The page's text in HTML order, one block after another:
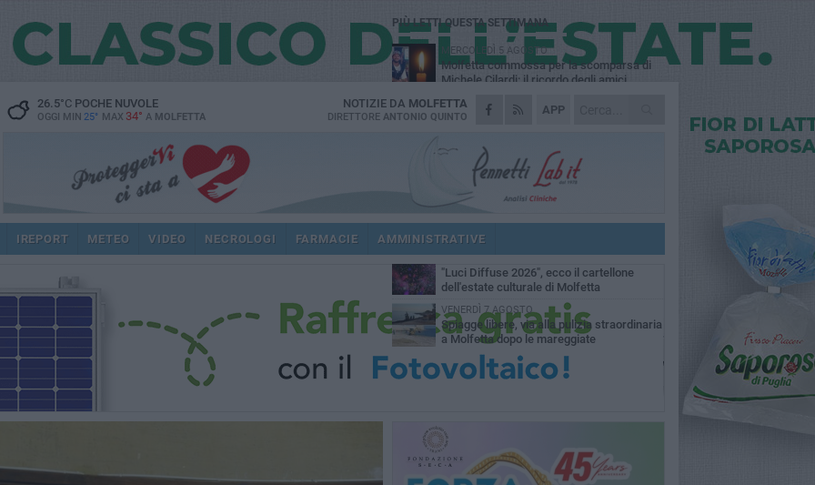
26.5°CPOCHE NUVOLE
OGGI MIN 25° MAX 34° A MOLFETTA
APP
NOTIZIE DA MOLFETTA
DIRETTORE ANTONIO QUINTO
IREPORT METEO VIDEO NECROLOGI FARMACIE AMMINISTRATIVE
PIÙ LETTI QUESTA SETTIMANA
MERCOLEDÌ 5 AGOSTO
Molfetta commossa per la scomparsa di
Michele Cilardi: il ricordo degli amici
GIOVEDÌ 6 AGOSTO
Marittimo molfettese muore a bordo di un
GIOVEDÌ 6 AGOSTO
Molfetta piange Marta Maria Pisani, ultima
maestra della sartoria molfettese
MERCOLEDÌ 5 AGOSTO
Multiservizi, nominato il nuovo Consiglio di
Amministrazione
MARTEDÌ 4 AGOSTO
"Luci Diffuse 2026", ecco il cartellone
dell'estate culturale di Molfetta
VENERDÌ 7 AGOSTO
Spiagge libere, via alla pulizia straordinaria
a Molfetta dopo le mareggiate